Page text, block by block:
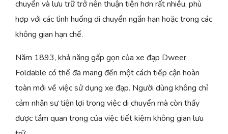
chuyển và lưu trữ trở nên thuận tiện hơn rất nhiều, phù
hợp với các tình huống di chuyển ngắn hạn hoặc trong các
không gian hạn chế.
Năm 1893, khả năng gấp gọn của xe đạp Dweer
Foldable có thể đã mang đến một cách tiếp cận hoàn
toàn mới về việc sử dụng xe đạp. Người dùng không chỉ
cảm nhận sự tiện lợi trong việc di chuyển mà còn thấy
được tầm quan trọng của việc tiết kiệm không gian lưu